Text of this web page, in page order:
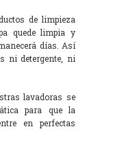
de limpieza
quede limpia y
días. Así
ni detergente, ni
lavadoras se
para que la
en perfectas